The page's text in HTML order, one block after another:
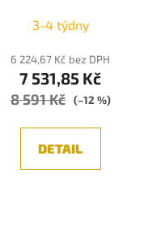
Tuya - NOVA LUCE
3-4 týdny
6 224,67 Kč bez DPH
7 531,85 Kč
8 591 Kč (–12 %)
DETAIL